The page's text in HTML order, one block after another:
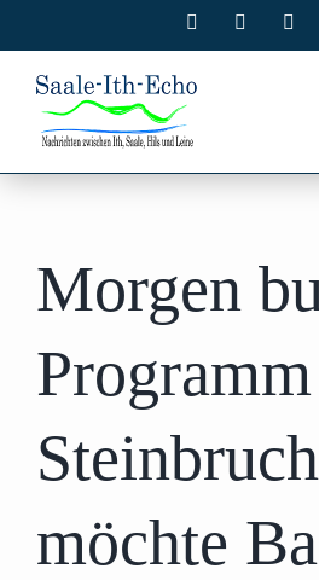
Inhalt
springen
Facebook
Morgen
möchte